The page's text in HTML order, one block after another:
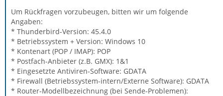
Um Rückfragen vorzubeugen, bitten wir um folgende
Angaben:
* Thunderbird-Version: 45.4.0
* Betriebssystem + Version: Windows 10
* Kontenart (POP / IMAP): POP
* Postfach-Anbieter (z.B. GMX): 1&1
* Eingesetzte Antiviren-Software: GDATA
* Firewall (Betriebssystem-intern/Externe Software): GDATA
* Router-Modellbezeichnung (bei Sende-Problemen):